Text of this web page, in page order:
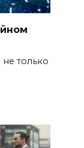
только